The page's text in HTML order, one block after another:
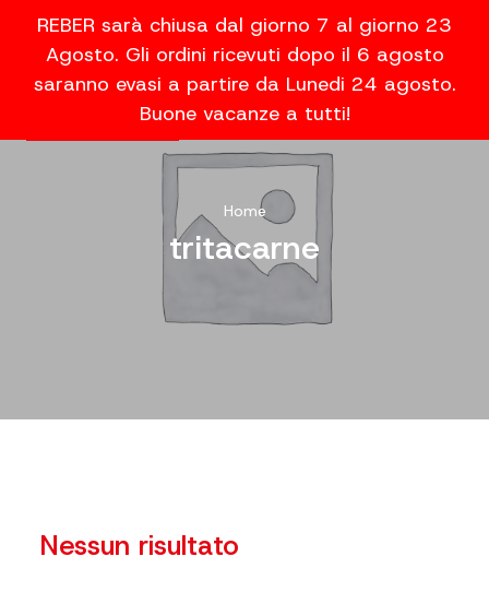
REBER sarà chiusa dal giorno 7 al giorno 23
Agosto. Gli ordini ricevuti dopo il 6 agosto
saranno evasi a partire da Lunedi 24 agosto.
Buone vacanze a tutti!
Home
tritacarne
Nessun risultato